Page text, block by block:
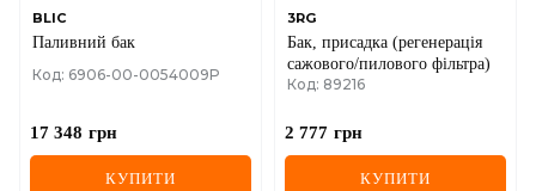
GMC
HAVAL
BLIC
Паливний бак
Код: 6906-00-0054009P
17 348 грн
КУПИТИ
3RG
Бак, присадка (регенерація
сажового/пилового фільтра)
Код: 89216
2 777 грн
КУПИТИ